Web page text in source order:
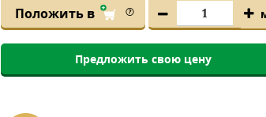
Положить в
Предложить свою цену